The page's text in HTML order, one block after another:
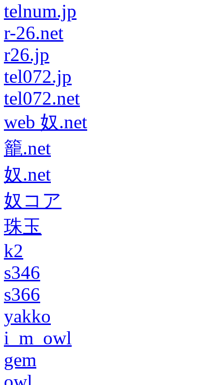
telnum.jp
r-26.net
r26.jp
tel072.jp
tel072.net
web 奴.net
籠.net
奴.net
奴コア
珠玉
k2
s346
s366
yakko
i_m_owl
gem